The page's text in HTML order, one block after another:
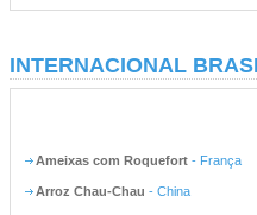
INTERNACIONAL
Ameixas com Roquefort - França
Arroz Chau-Chau - China